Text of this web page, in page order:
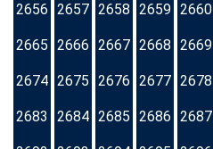
2656 2657 2658 2659 2660
2665 2666 2667 2668 2669
2674 2675 2676 2677 2678
2683 2684 2685 2686 2687